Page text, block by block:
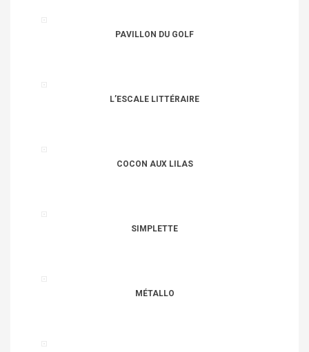
PAVILLON DU GOLF
L’ESCALE LITTÉRAIRE
COCON AUX LILAS
SIMPLETTE
MÉTALLO